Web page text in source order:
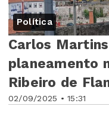
Política
02/09/2025 • 15:31
Carlos
planeamento
Ribeiro de